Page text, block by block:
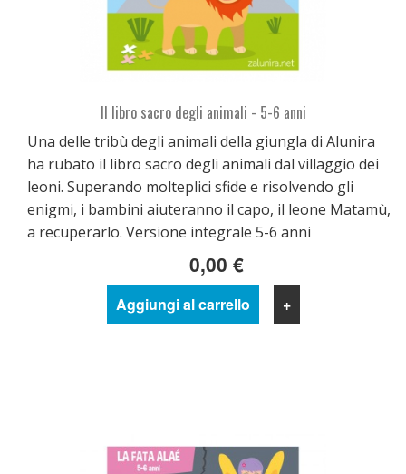
Il libro sacro degli animali - 5-6 anni
Una delle tribù degli animali della giungla di Alunira
ha rubato il libro sacro degli animali dal villaggio dei
leoni. Superando molteplici sfide e risolvendo gli
enigmi, i bambini aiuteranno il capo, il leone Matamù,
a recuperarlo. Versione integrale 5-6 anni
0,00 €
Aggiungi al carrello +